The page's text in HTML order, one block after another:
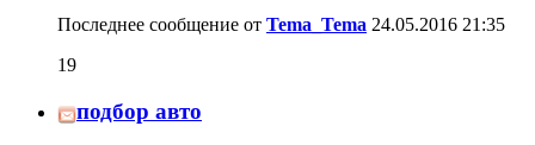
Последнее сообщение от Tema_Tema 24.05.2016 21:35
19
подбор авто